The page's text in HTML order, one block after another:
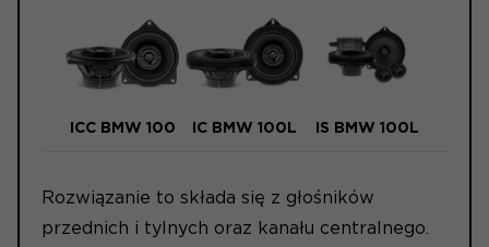
ICC BMW 100 IC BMW 100L IS BMW 100L
Rozwiązanie to składa się z głośników
przednich i tylnych oraz kanału centralnego.